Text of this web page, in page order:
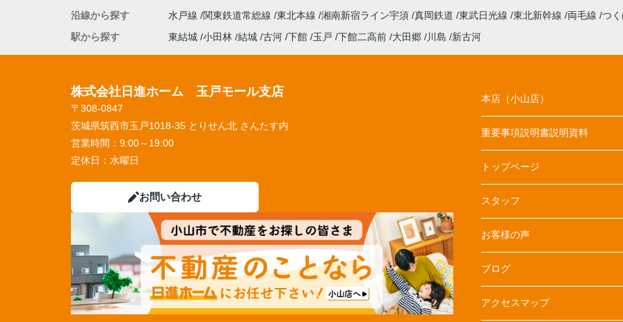
沿線から探す
水戸線 関東鉄道常総線 東北本線 湘南新宿ライン宇須 真岡鉄道 東武日光線 東北新幹線 両毛線 つ
駅から探す
東結城 小田林 結城 古河 下館 玉戸 下館二高前 大田郷 川島 新古河
株式会社日進ホーム 玉戸モール支店
〒308-0847
茨城県筑西市玉戸1018-35 とりせん北 さんたす内
営業時間： 9:00～19:00
定休日： 水曜日
お問い合わせ
本店（小山店）
重要事項説明書説明資料
トップページ
スタッフ
お客様の声
ブログ
アクセスマップ